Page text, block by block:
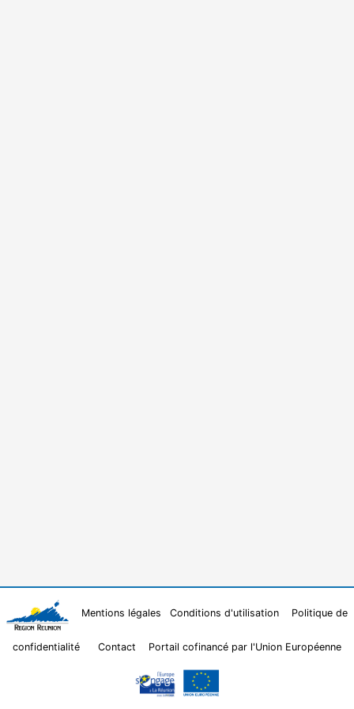
Mentions légales Conditions d'utilisation Politique de
confidentialité Contact Portail cofinancé par l'Union Européenne